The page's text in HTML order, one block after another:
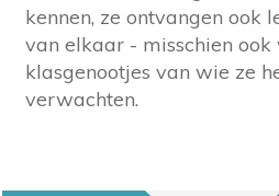
kennen, ze ontvangen ook
van elkaar - misschien ook
klasgenootjes van wie ze
verwachten.